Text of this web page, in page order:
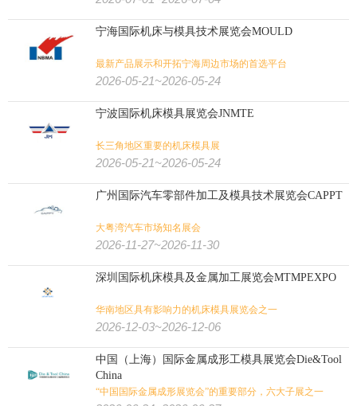
宁海国际机床与模具技术展览会MOULD
最新产品展示和开拓宁海周边市场的首选平台
2026-05-21~2026-05-24
宁波国际机床模具展览会JNMTE
长三角地区重要的机床模具展
2026-05-21~2026-05-24
广州国际汽车零部件加工及模具技术展览会CAPPT
大粤湾汽车市场知名展会
2026-11-27~2026-11-30
深圳国际机床模具及金属加工展览会MTMPEXPO
华南地区具有影响力的机床模具展览会之一
2026-12-03~2026-12-06
中国（上海）国际金属成形工模具展览会Die&Tool
China
“中国国际金属成形展览会”的重要部分，六大子展之一